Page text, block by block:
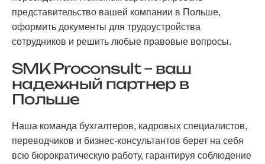
представительство вашей компании в Польше,
оформить документы для трудоустройства
сотрудников и решить любые правовые вопросы.
SMK Proconsult – ваш
надежный партнер в
Польше
Наша команда бухгалтеров, кадровых специалистов,
переводчиков и бизнес-консультантов берет на себя
всю бюрократическую работу, гарантируя соблюдение